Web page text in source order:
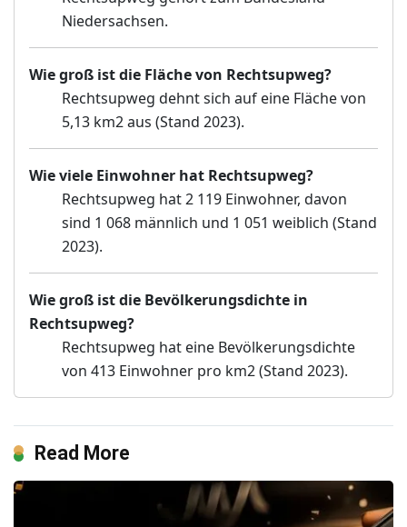
Niedersachsen.
Wie groß ist die Fläche von Rechtsupweg?
Rechtsupweg dehnt sich auf eine Fläche von
5,13 km2 aus (Stand 2023).
Wie viele Einwohner hat Rechtsupweg?
Rechtsupweg hat 2 119 Einwohner, davon
sind 1 068 männlich und 1 051 weiblich (Stand
2023).
Wie groß ist die Bevölkerungsdichte in
Rechtsupweg?
Rechtsupweg hat eine Bevölkerungsdichte
von 413 Einwohner pro km2 (Stand 2023).
Read More